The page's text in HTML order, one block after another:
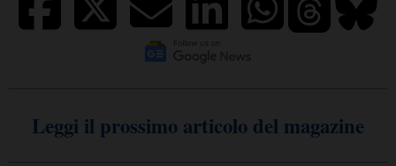
Leggi il prossimo articolo del magazine